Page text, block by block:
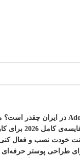
نصب و فعال کنی؟